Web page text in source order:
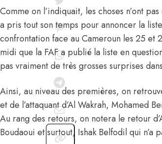
Comme on l’indiquait, les choses n’ont
a pris tout son temps pour annoncer la
confrontation face au Cameroun les 25 et
midi que la FAF a publié la liste en
pas vraiment de très grosses surprises
Ainsi, au niveau des premières, on
et de l’attaquant d’Al Wakrah, Mohamed
Au rang des retours, on notera le retour
Boudaoui et surtout, Ishak Belfodil qui n’a